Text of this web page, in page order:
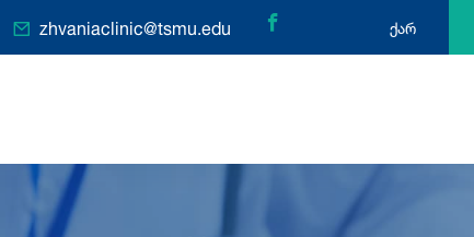
zhvaniaclinic@tsmu.edu ქარ